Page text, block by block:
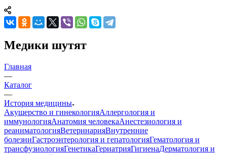
Медики шутят
Главная
—
Каталог
—
История медицины
Акушерство и гинекологияАллергология и
иммунологияАнатомия человекаАнестезиология и
реаниматологияВетеринарияВнутренние
болезниГастроэнтерология и гепатологияГематология и
трансфузиологияГенетикаГериатрияГигиенаДерматология и